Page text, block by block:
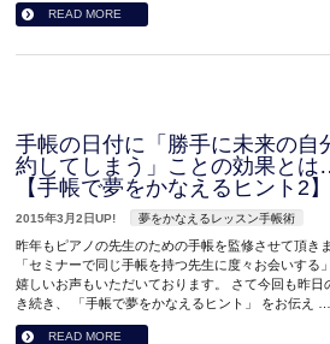
READ MORE
手帳の日付に「勝手に未来の自
約してしまう」ことの効果とは
【手帳で夢をかなえるヒント2】
2015年3月2日UP! 夢をかなえるレッスン手帳術
昨年もピアノの先生のための手帳を監修させて頂き
「セミナーで同じ手帳を持つ先生に度々お会いする
嬉しいお声もいただいております。 さて今回も昨日
き続き、 「手帳で夢をかなえるヒント」 をお伝え …
READ MORE